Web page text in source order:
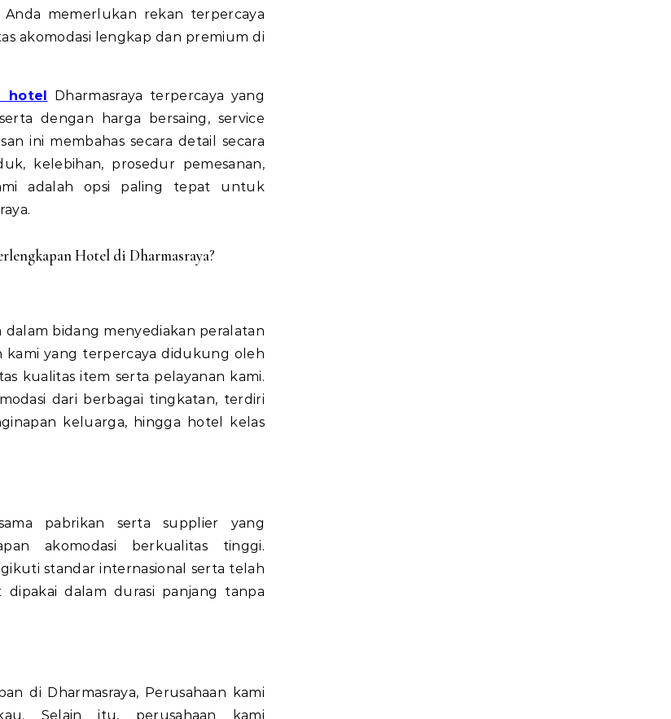
memerlukan rekan terpercaya
akomodasi lengkap dan premium di
hotel Dharmasraya terpercaya yang
dengan harga bersaing, service
ini membahas secara detail secara
kelebihan, prosedur pemesanan,
adalah opsi paling tepat untuk
Hotel di Dharmasraya?
dalam bidang menyediakan peralatan
kami yang terpercaya didukung oleh
kualitas item serta pelayanan kami.
dari berbagai tingkatan, terdiri
keluarga, hingga hotel kelas
pabrikan serta supplier yang
akomodasi berkualitas tinggi.
standar internasional serta telah
dalam durasi panjang tanpa
di Dharmasraya, Perusahaan kami
Selain itu, perusahaan kami